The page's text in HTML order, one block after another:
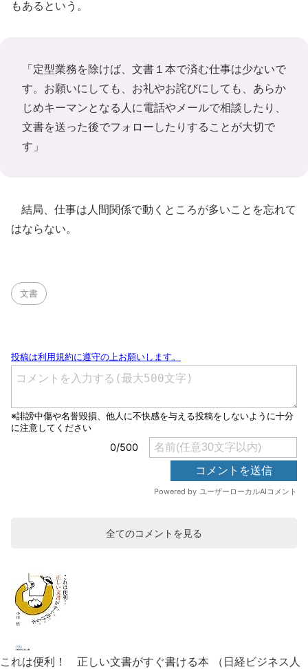
もあるという。
「定型業務を除けば、文書１本で済む仕事は少ないで
す。お願いにしても、お礼やお詫びにしても、あらか
じめキーマンとなる人に電話やメールで相談したり、
文書を送った後でフォローしたりすることが大切で
す」
結局、仕事は人間関係で動くところが多いことを忘れて
はならない。
文書
全てのコメントを見る
これは便利！ 正しい文書がすぐ書ける本 （日経ビジネス人